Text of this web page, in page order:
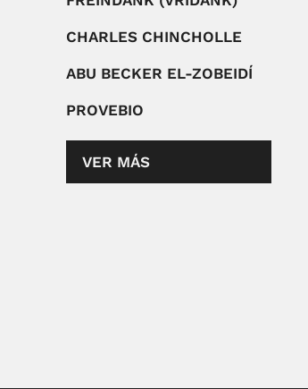
CHARLES CHINCHOLLE
ABU BECKER EL-ZOBEIDÍ
PROVEBIO
VER MÁS